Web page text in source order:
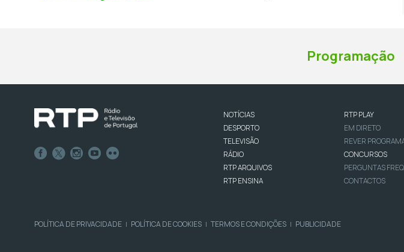
Programação
NOTÍCIAS
DESPORTO
TELEVISÃO
RÁDIO
RTP ARQUIVOS
RTP ENSINA
RTP PLAY
EM DIRETO
REVER
CONCURSOS
PERGUNTAS
CONTACTOS
POLÍTICA DE PRIVACIDADE | POLÍTICA DE COOKIES | TERMOS E CONDIÇÕES | PUBLICIDADE